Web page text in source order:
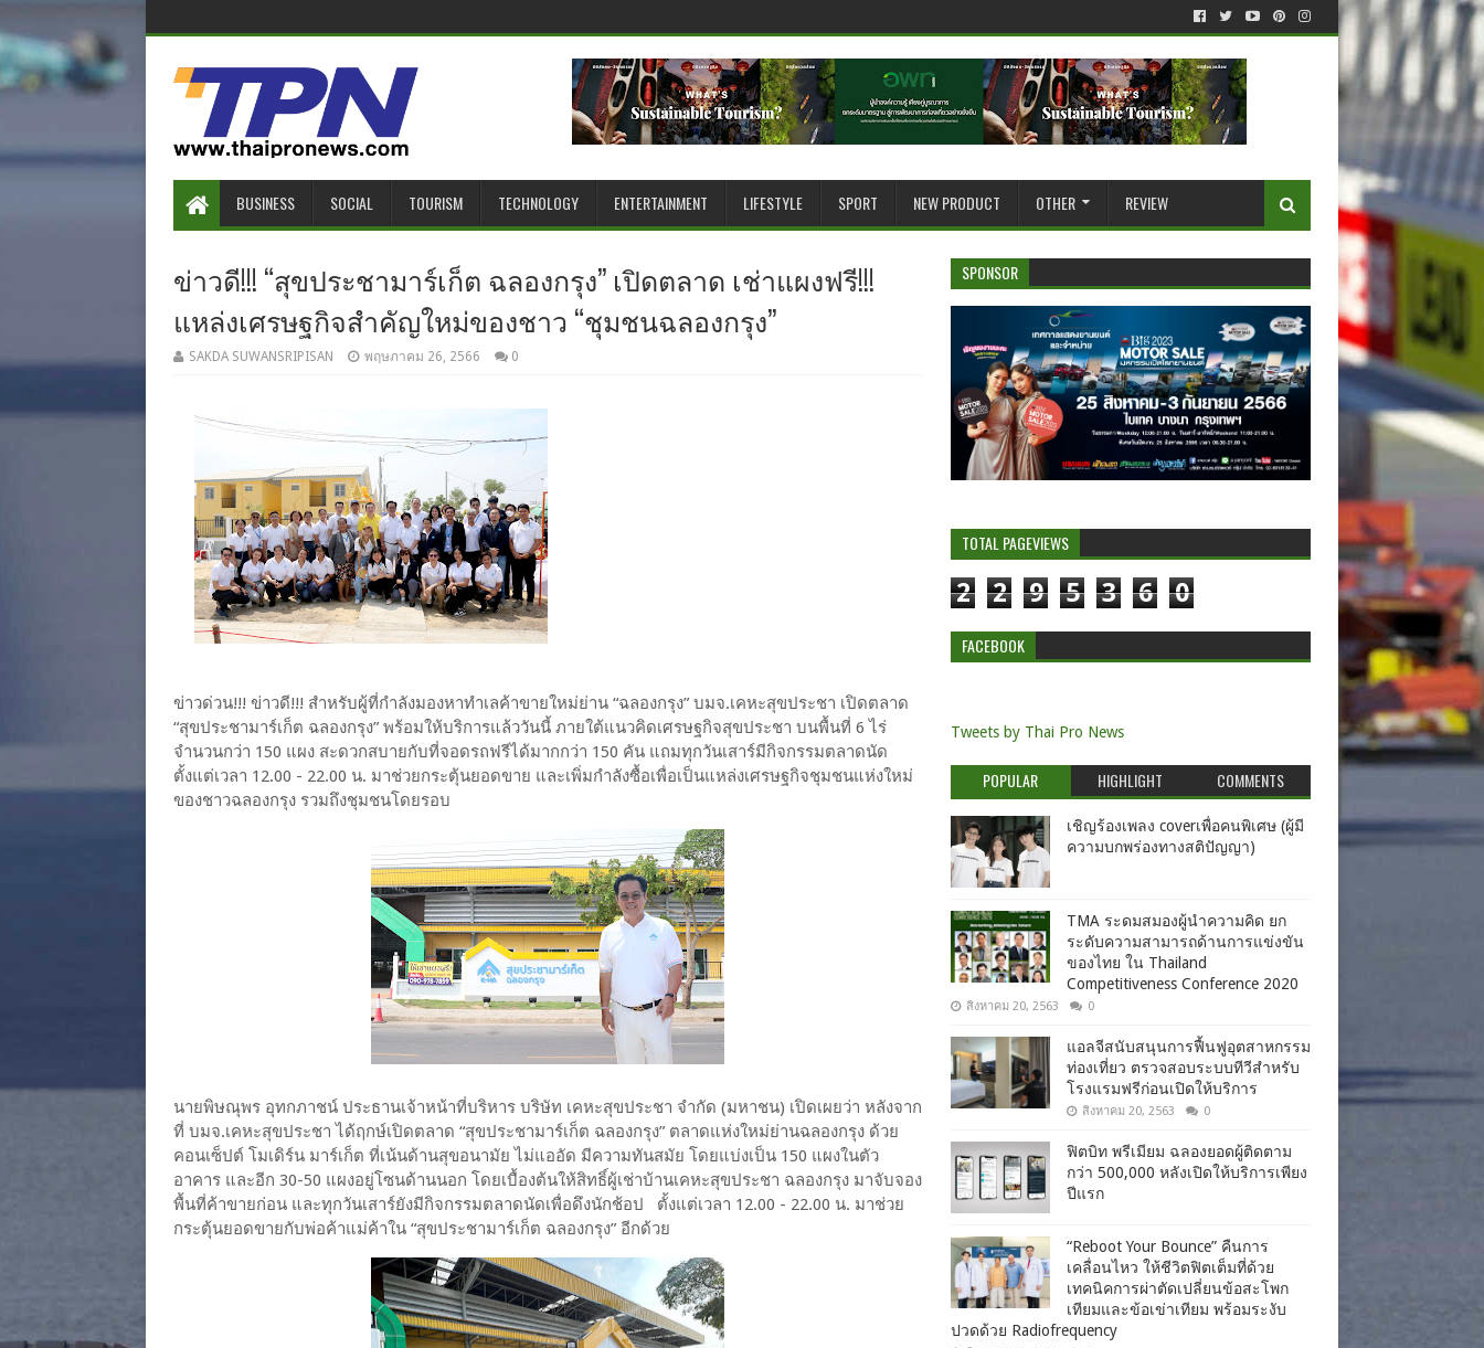
BUSINESS SOCIAL TOURISM TECHNOLOGY ENTERTAINMENT LIFESTYLE SPORT NEW PRODUCT OTHER REVIEW
ข่าวดี!!! “สุขประชามาร์เก็ต ฉลองกรุง” เปิดตลาด เช่าแผงฟรี!!!
แหล่งเศรษฐกิจสำคัญใหม่ของชาว “ชุมชนฉลองกรุง”
SAKDA SUWANSRIPISAN พฤษภาคม 26, 2566 0
ข่าวด่วน!!! ข่าวดี!!! สำหรับผู้ที่กำลังมองหาทำเลค้าขายใหม่ย่าน “ฉลองกรุง” บมจ.เคหะสุขประชา เปิดตลาด
“สุขประชามาร์เก็ต ฉลองกรุง” พร้อมให้บริการแล้ววันนี้ ภายใต้แนวคิดเศรษฐกิจสุขประชา บนพื้นที่ 6 ไร่
จำนวนกว่า 150 แผง สะดวกสบายกับที่จอดรถฟรีได้มากกว่า 150 คัน แถมทุกวันเสาร์มีกิจกรรมตลาดนัด
ตั้งแต่เวลา 12.00 - 22.00 น. มาช่วยกระตุ้นยอดขาย และเพิ่มกำลังซื้อเพื่อเป็นแหล่งเศรษฐกิจชุมชนแห่งใหม่
ของชาวฉลองกรุง รวมถึงชุมชนโดยรอบ
นายพิษณุพร อุทกภาชน์ ประธานเจ้าหน้าที่บริหาร บริษัท เคหะสุขประชา จำกัด (มหาชน) เปิดเผยว่า หลังจาก
ที่ บมจ.เคหะสุขประชา ได้ฤกษ์เปิดตลาด “สุขประชามาร์เก็ต ฉลองกรุง” ตลาดแห่งใหม่ย่านฉลองกรุง ด้วย
คอนเซ็ปต์ โมเดิร์น มาร์เก็ต ที่เน้นด้านสุขอนามัย ไม่แออัด มีความทันสมัย โดยแบ่งเป็น 150 แผงในตัว
อาคาร และอีก 30-50 แผงอยู่โซนด้านนอก โดยเบื้องต้นให้สิทธิ์ผู้เช่าบ้านเคหะสุขประชา ฉลองกรุง มาจับจอง
พื้นที่ค้าขายก่อน และทุกวันเสาร์ยังมีกิจกรรมตลาดนัดเพื่อดึงนักช้อป ตั้งแต่เวลา 12.00 - 22.00 น. มาช่วย
กระตุ้นยอดขายกับพ่อค้าแม่ค้าใน “สุขประชามาร์เก็ต ฉลองกรุง” อีกด้วย
SPONSOR
TOTAL PAGEVIEWS
2 2 9 5 3 6 0
FACEBOOK
Tweets by Thai Pro News
POPULAR HIGHLIGHT COMMENTS
เชิญร้องเพลง coverเพื่อคนพิเศษ (ผู้มี
ความบกพร่องทางสติปัญญา)
TMA ระดมสมองผู้นำความคิด ยก
ระดับความสามารถด้านการแข่งขัน
ของไทย ใน Thailand
Competitiveness Conference 2020
สิงหาคม 20, 2563 0
แอลจีสนับสนุนการฟื้นฟูอุตสาหกรรม
ท่องเที่ยว ตรวจสอบระบบทีวีสำหรับ
โรงแรมฟรีก่อนเปิดให้บริการ
สิงหาคม 20, 2563 0
ฟิตบิท พรีเมียม ฉลองยอดผู้ติดตาม
กว่า 500,000 หลังเปิดให้บริการเพียง
ปีแรก
“Reboot Your Bounce” คืนการ
เคลื่อนไหว ให้ชีวิตฟิตเต็มที่ด้วย
เทคนิคการผ่าตัดเปลี่ยนข้อสะโพก
เทียมและข้อเข่าเทียม พร้อมระงับ
ปวดด้วย Radiofrequency